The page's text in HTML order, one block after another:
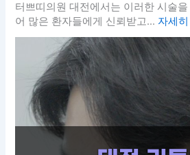
터쁘띠의원 대전에서는 이러한 시술
어 많은 환자들에게 신뢰받고... 자세